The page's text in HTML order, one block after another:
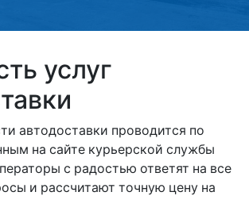
услуг
автодоставки проводится по
на сайте курьерской службы
с радостью ответят на все
и рассчитают точную цену на